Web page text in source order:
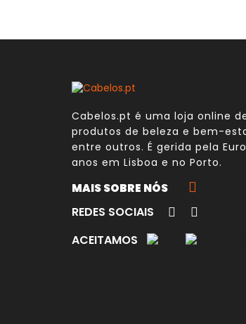
Cabelos.pt é uma loja online
produtos de beleza e bem-
entre outros. É gerida pela
anos em Lisboa e no Porto.
MAIS SOBRE NÓS
REDES SOCIAIS
ACEITAMOS